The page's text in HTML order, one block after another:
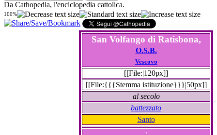
Da Cathopedia, l'enciclopedia cattolica.
100%
San Volfango di Ratisbona,
O.S.B.
Vescovo
[[File:|120px]]
[[File:{{{Stemma istituzione}}}|50px]]
al secolo
battezzato
Santo